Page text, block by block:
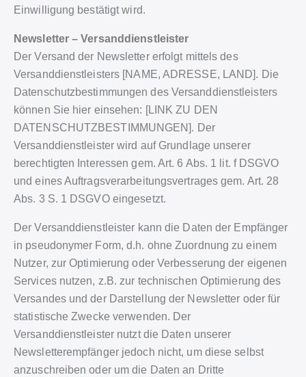
Einwilligung bestätigt wird.
Newsletter – Versanddienstleister
Der Versand der Newsletter erfolgt mittels des
Versanddienstleisters [NAME, ADRESSE, LAND]. Die
Datenschutzbestimmungen des Versanddienstleisters
können Sie hier einsehen: [LINK ZU DEN
DATENSCHUTZBESTIMMUNGEN]. Der
Versanddienstleister wird auf Grundlage unserer
berechtigten Interessen gem. Art. 6 Abs. 1 lit. f DSGVO
und eines Auftragsverarbeitungsvertrages gem. Art. 28
Abs. 3 S. 1 DSGVO eingesetzt.
Der Versanddienstleister kann die Daten der Empfänger
in pseudonymer Form, d.h. ohne Zuordnung zu einem
Nutzer, zur Optimierung oder Verbesserung der eigenen
Services nutzen, z.B. zur technischen Optimierung des
Versandes und der Darstellung der Newsletter oder für
statistische Zwecke verwenden. Der
Versanddienstleister nutzt die Daten unserer
Newsletterempfänger jedoch nicht, um diese selbst
anzuschreiben oder um die Daten an Dritte